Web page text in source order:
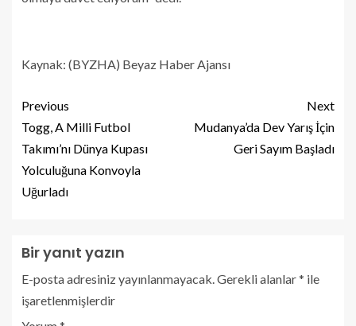
Kaynak: (BYZHA) Beyaz Haber Ajansı
Previous
Togg, A Milli Futbol
Takımı’nı Dünya Kupası
Yolculuğuna Konvoyla
Uğurladı
Next
Mudanya’da Dev Yarış İçin
Geri Sayım Başladı
Bir yanıt yazın
E-posta adresiniz yayınlanmayacak.Gerekli alanlar* ile
işaretlenmişlerdir